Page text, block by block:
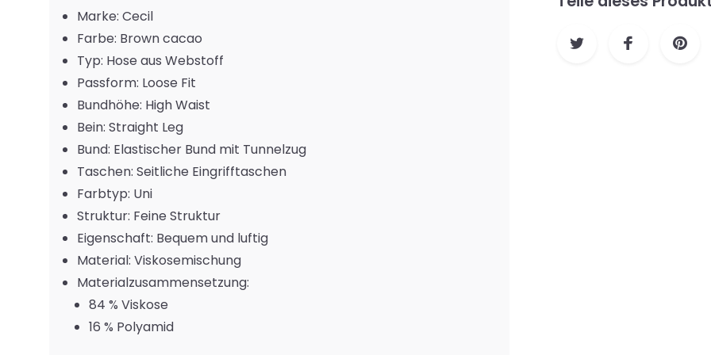
Marke: Cecil
Farbe: Brown cacao
Typ: Hose aus Webstoff
Passform: Loose Fit
Bundhöhe: High Waist
Bein: Straight Leg
Bund: Elastischer Bund mit Tunnelzug
Taschen: Seitliche Eingrifftaschen
Farbtyp: Uni
Struktur: Feine Struktur
Eigenschaft: Bequem und luftig
Material: Viskosemischung
Materialzusammensetzung:
84 % Viskose
16 % Polyamid